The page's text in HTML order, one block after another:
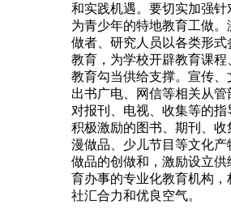
和实践机遇。要切实加强针
为青少年的特地教育工做。
做者、研究人员以各类形式
教育，为学校开辟教育课程
教育勾当供给支撑。宣传、
出书广电、网信等相关从管
对报刊、电视、收集等的指
积极激励的图书、期刊、收
漫做品、少儿节目等文化产
做品的创做和，激励设立供
育办事的专业化教育机构，
社汇合力和优良空气。